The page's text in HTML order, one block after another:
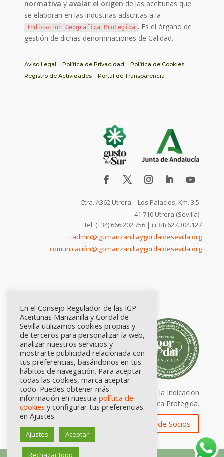
normativa y avalar el origen de las aceitunas que
se elaboran en las industrias adscritas a la
Indicación Geográfica Protegida . Es el órgano de
gestión de dichas denominaciones de Calidad.
Aviso Legal Política de Privacidad
Política de Cookies
Registro de Actividades
Portal de Transparencia
Ctra. A362 Utrera – Los Palacios, Km. 3,5
41.710 Utrera (Sevilla)
tel: (+34) 666.202.756 | (+34) 627.304.127
admin@igpmanzanillaygordaldesevilla.org
comunicación@igpmanzanillaygordaldesevilla.org
Calidad certificada por Origen. Sellos de la Indicación
Geográfica Protegida.
Zona de Socios
En el Consejo Regulador de las IGP
Aceitunas Manzanilla y Gordal de
Sevilla utilizamos cookies propias y
de terceros para personalizar la web,
analizar nuestros servicios y
mostrarte publicidad relacionada con
tus preferencias, basándonos en tus
hábitos de navegación. Para aceptar
todas las cookies, marca aceptar
todo. Puedes obtener más
información en nuestra política de
cookies y configurar tus preferencias
en Ajustes.
Ajustes Aceptar
Rechazar todo